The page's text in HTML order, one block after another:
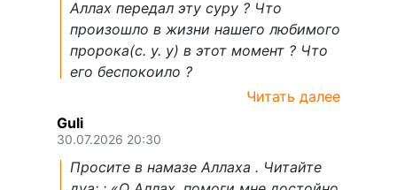
Аллах передал эту суру ? Что
произошло в жизни нашего любимого
пророка(с. у. у) в этот момент ? Что
его беспокоило ?
Читать далее
Guli
30.07.2026 20:30
Просите в намазе Аллаха . Читайте